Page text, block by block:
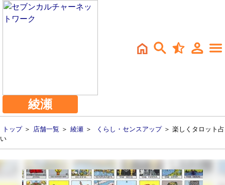
綾瀬
トップ＞ 店舗一覧 ＞ 綾瀬 ＞ くらし・センスアップ＞ 楽しくタロット占
い